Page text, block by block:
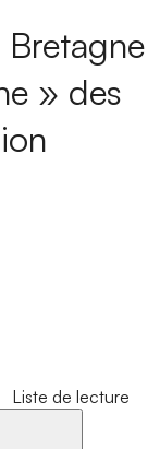
» des
Liste de lecture